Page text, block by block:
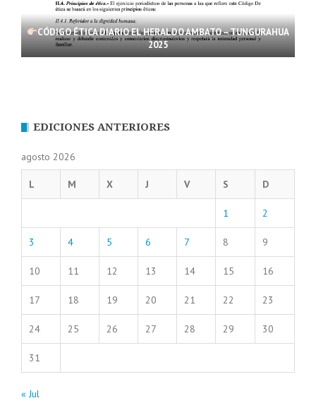
CÓDIGO ÉTICA DIARIO EL HERALDO AMBATO – TUNGURAHUA
2025
EDICIONES ANTERIORES
agosto 2026
L M X J V S D
1 2
3 4 5 6 7 8 9
10 11 12 13 14 15 16
17 18 19 20 21 22 23
24 25 26 27 28 29 30
31
« Jul